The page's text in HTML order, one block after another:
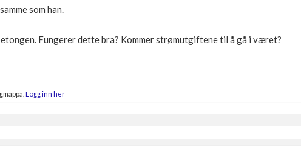
som han.
Fungerer dette bra? Kommer strømutgiftene til å gå i været?
Logg inn her